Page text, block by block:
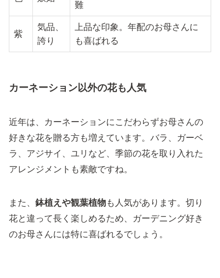
難
紫
気品、
誇り
上品な印象。年配のお母さんに
も喜ばれる
カーネーション以外の花も人気
近年は、カーネーションにこだわらずお母さんの
好きな花を贈る方も増えています。バラ、ガーベ
ラ、アジサイ、ユリなど、季節の花を取り入れた
アレンジメントも素敵ですね。
また、 鉢植えや観葉植物も人気があります。切り
花と違って長く楽しめるため、ガーデニング好き
のお母さんには特に喜ばれるでしょう。